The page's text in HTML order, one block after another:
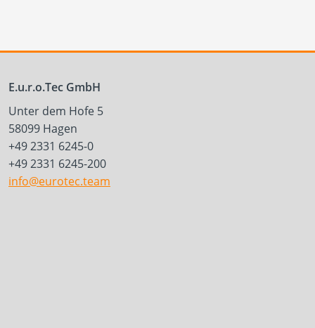
E.u.r.o.Tec GmbH
Unter dem Hofe 5
58099 Hagen
+49 2331 6245-0
+49 2331 6245-200
info@eurotec.team